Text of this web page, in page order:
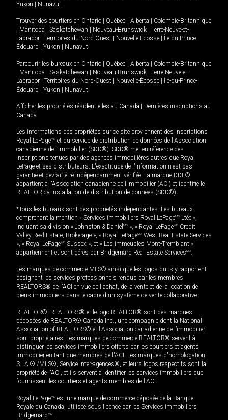
Yukon
Nunavut.
Trouver des courtiers en Ontario Québec Alberta
Colombie-Britannique
Manitoba Saskatchewan Nouveau-Brunswick
Terre-Neuve-et-
Labrador
Territoires du Nord-Ouest Nouvelle-Écosse
Île-du-Prince-
Édouard
Yukon Nunavut
Parcourir les bureaux en Ontario Québec Alberta
Colombie-Britannique
Manitoba Saskatchewan Nouveau-Brunswick
Terre-Neuve-et-
Labrador
Territoires du Nord-Ouest Nouvelle-Écosse
Île-du-Prince-
Édouard
Yukon Nunavut
Afficher les propriétés résidentielles au Canada
Dernières inscriptions au
Canada
Les informations des propriétés sur ce site proviennent des inscriptions
Royal LePageMD et du service de distribution de données de l'Association
canadienne de l’immobilier (SDD®). SDD® met en référence des
inscriptions tenues par des agences immobilières autres que Royal
LePage et ses distributeurs. L'exactitude de l'information n'est pas
garantie et devrait être indépendamment vérifiée. La marque DDF®
appartient à l'Association canadienne de l’immobilier (ACI) et identifie le
REALTOR.ca Installation de distribution de données (SDD®).
*Tous les bureaux sont des propriétés indépendantes. Les bureaux
comprenant la mention « Services immobiliers Royal LePageMD Ltée »,
incluant sa division « Johnston & Daniel MD », « Royal LePageMD Credit
Valley Real Estate, Brokerage », « Royal LePageMD West Real Estate Services
», « Royal LePageMD Sussex », et « Les immeubles Mont-Tremblant »
appartiennent et sont gérés par Bridgemarq Real Estate ServicesMD.
Les marques de commerce MLS® ainsi que les logos qui s'y rapportent
désignent les services professionnels rendus par les membres
REALTORS® de l'ACI en vue de l'achat, de la vente et de la location de
biens immobiliers dans le cadre d'un système de vente collaborative.
REALTOR®, REALTORS® et le logo REALTOR® sont des marques
déposées de REALTOR® Canada Inc., une compagnie dont la National
Association of REALTORS® et l'Association canadienne de l’immobilier
sont propriétaires. Les marques de commerce REALTOR® servent à
distinguer les services immobiliers offerts par les courtiers et agents
immobilier en tant que membres de l'ACI. Les marques d'homologation
S.I.A.® /MLS®, Service inter-agences®, et leurs logos respectifs sont la
propriété de l'ACI, et ils servent à identifier les services immobiliers que
fournissent les courtiers et agents membres de l'ACI.
Royal LePageMD est une marque de commerce déposée de la Banque
Royale du Canada, utilisée sous licence par les Services immobiliers
BridgemarqMD.